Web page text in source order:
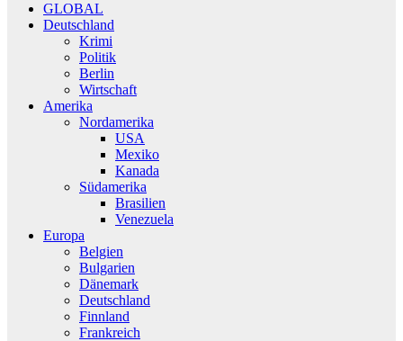
GLOBAL
Deutschland
Krimi
Politik
Berlin
Wirtschaft
Amerika
Nordamerika
USA
Mexiko
Kanada
Südamerika
Brasilien
Venezuela
Europa
Belgien
Bulgarien
Dänemark
Deutschland
Finnland
Frankreich